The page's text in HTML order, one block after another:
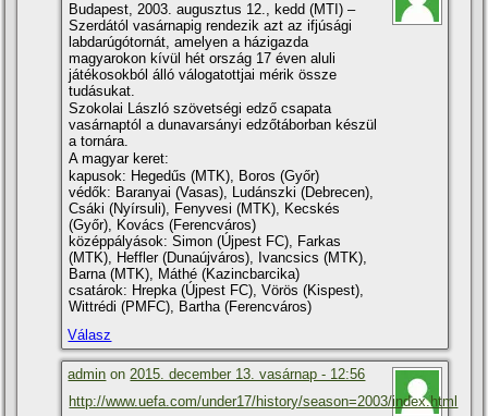
Budapest, 2003. augusztus 12., kedd (MTI) –
Szerdától vasárnapig rendezik azt az ifjúsági
labdarúgótornát, amelyen a házigazda
magyarokon kí­vül hét ország 17 éven aluli
játékosokból álló válogatottjai mérik össze
tudásukat.
Szokolai László szövetségi edző csapata
vasárnaptól a dunavarsányi edzőtáborban készül
a tornára.
A magyar keret:
kapusok: Hegedűs (MTK), Boros (Győr)
védők: Baranyai (Vasas), Ludánszki (Debrecen),
Csáki (Nyí­rsuli), Fenyvesi (MTK), Kecskés
(Győr), Kovács (Ferencváros)
középpályások: Simon (Újpest FC), Farkas
(MTK), Heffler (Dunaújváros), Ivancsics (MTK),
Barna (MTK), Máthé (Kazincbarcika)
csatárok: Hrepka (Újpest FC), Vörös (Kispest),
Wittrédi (PMFC), Bartha (Ferencváros)
Válasz
admin on2015. december 13. vasárnap - 12:56
http://www.uefa.com/under17/history/season=2003/index.html